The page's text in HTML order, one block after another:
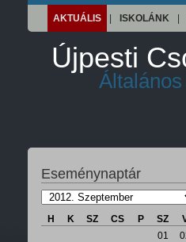
AKTUÁLIS ISKOLÁNK
Újpesti
Eseménynaptár
H K SZ CS P SZ
01